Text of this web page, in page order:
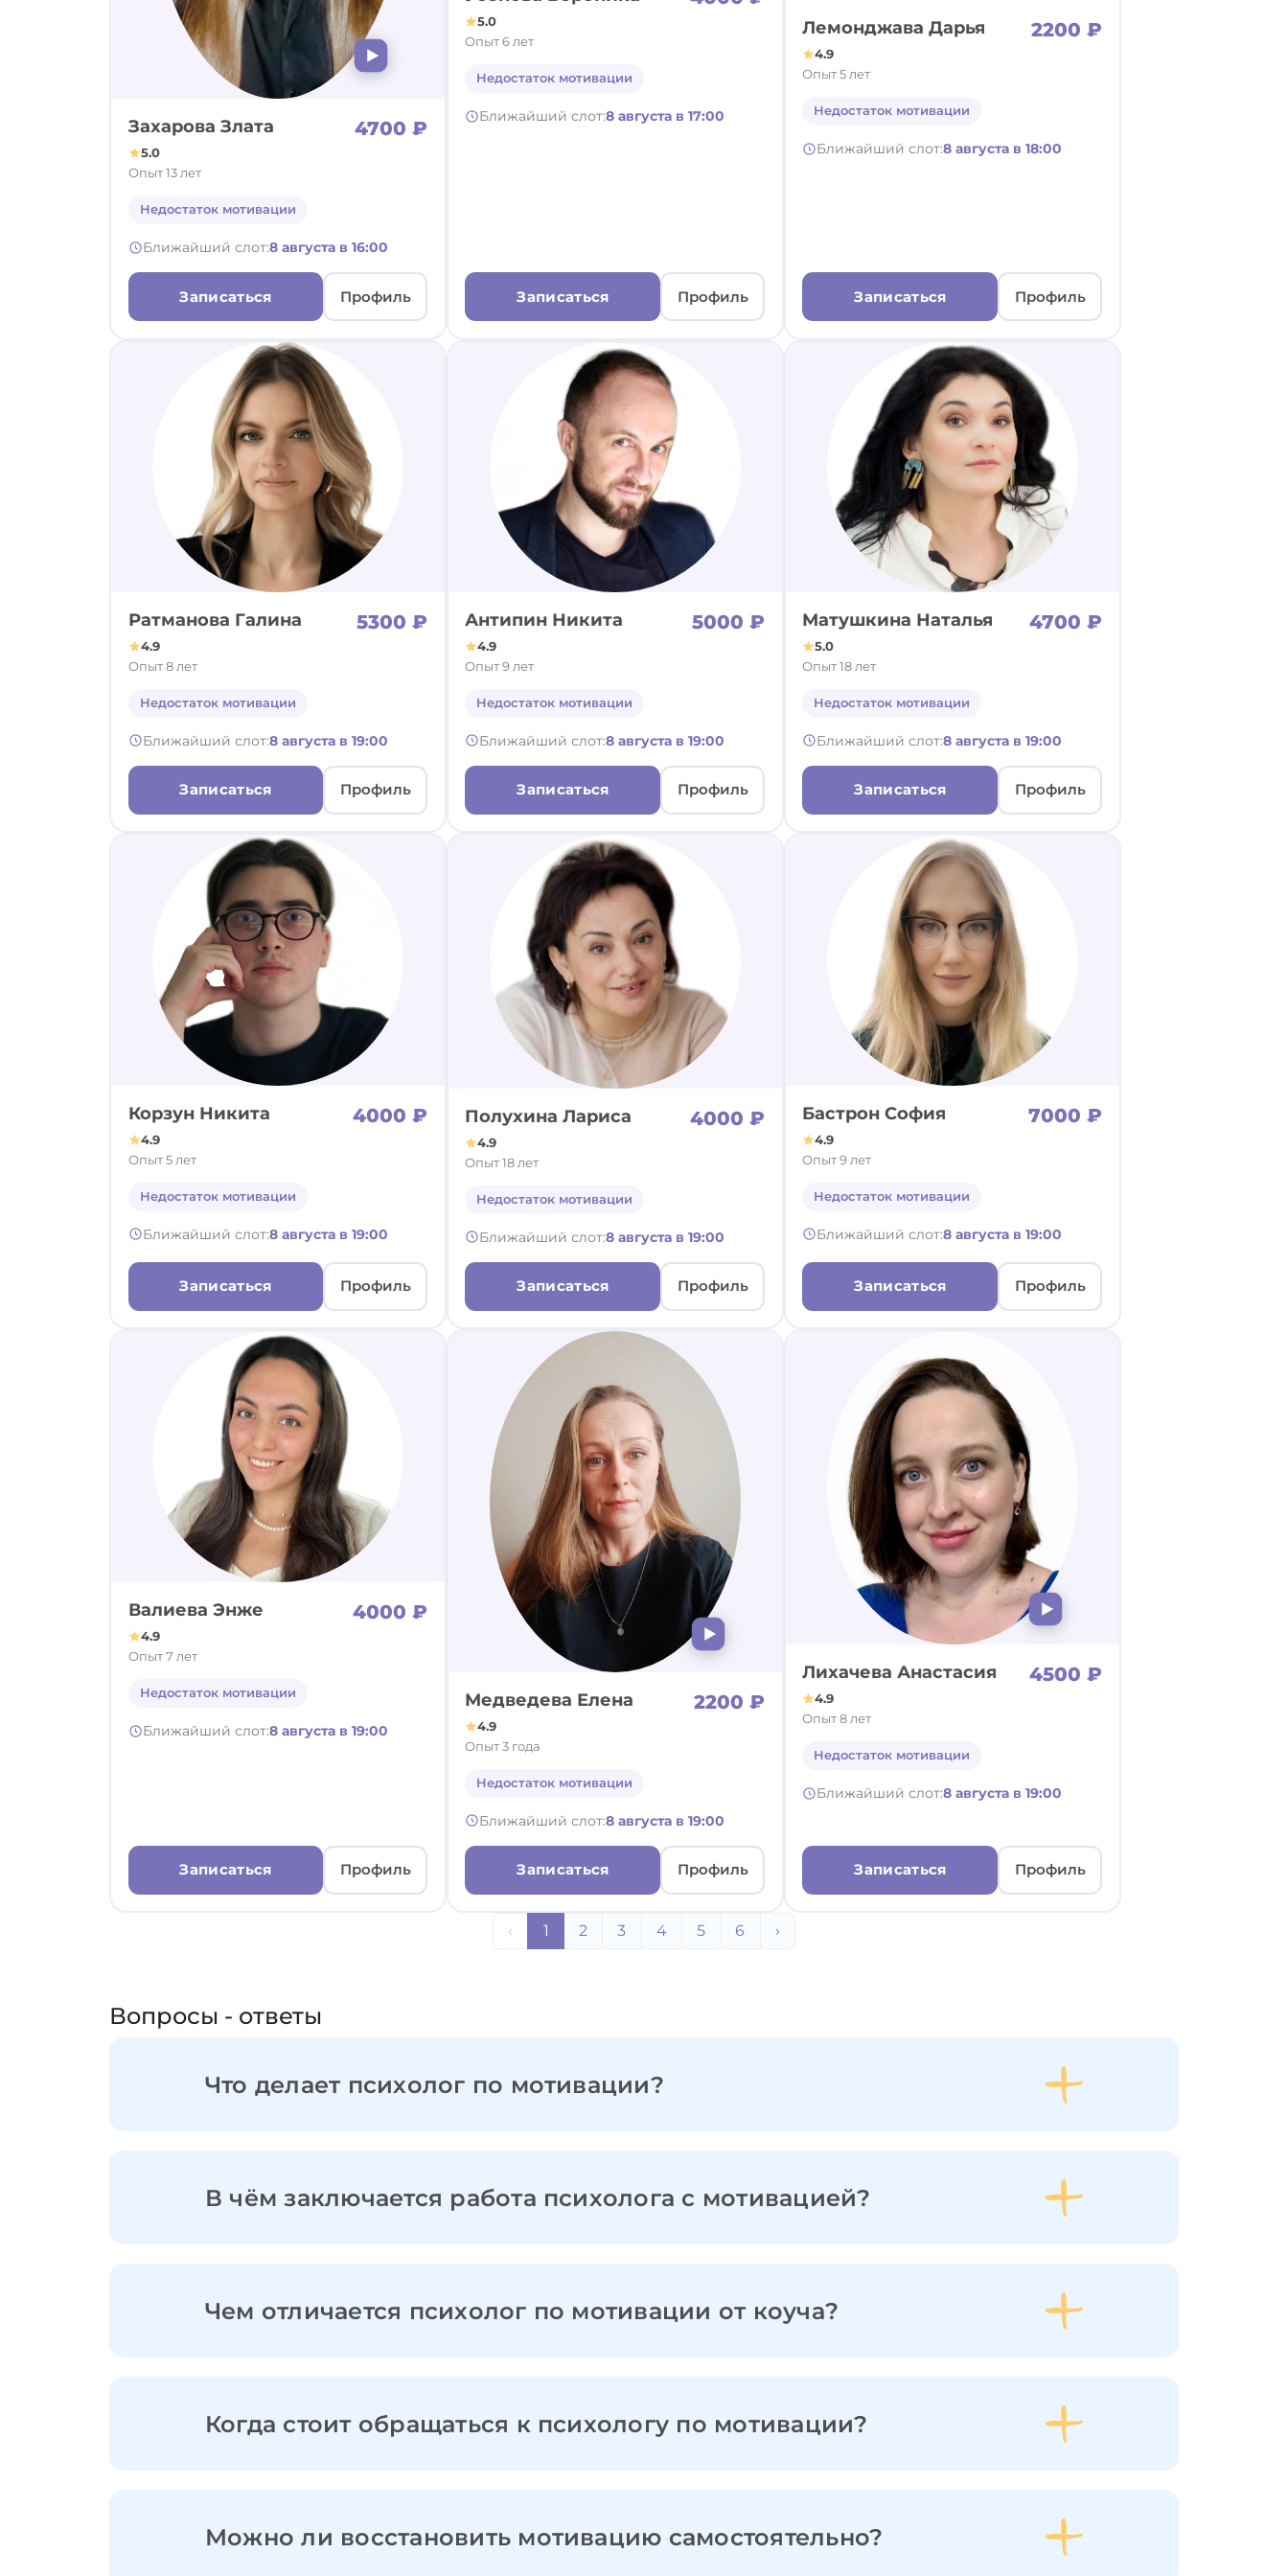
Захарова Злата 4700 ₽
5.0
Опыт 13 лет
Недостаток мотивации
Ближайший слот:8 августа в 16:00
Записаться Профиль
5.0
Опыт 6 лет
Недостаток мотивации
Ближайший слот:8 августа в 17:00
Записаться Профиль
Лемонджава Дарья 2200 ₽
4.9
Опыт 5 лет
Недостаток мотивации
Ближайший слот:8 августа в 18:00
Записаться Профиль
Ратманова Галина 5300 ₽
4.9
Опыт 8 лет
Недостаток мотивации
Ближайший слот:8 августа в 19:00
Записаться Профиль
Антипин Никита 5000 ₽
4.9
Опыт 9 лет
Недостаток мотивации
Ближайший слот:8 августа в 19:00
Записаться Профиль
Матушкина Наталья 4700 ₽
5.0
Опыт 18 лет
Недостаток мотивации
Ближайший слот:8 августа в 19:00
Записаться Профиль
Корзун Никита 4000 ₽
4.9
Опыт 5 лет
Недостаток мотивации
Ближайший слот:8 августа в 19:00
Записаться Профиль
Полухина Лариса 4000 ₽
4.9
Опыт 18 лет
Недостаток мотивации
Ближайший слот:8 августа в 19:00
Записаться Профиль
Бастрон София 7000 ₽
4.9
Опыт 9 лет
Недостаток мотивации
Ближайший слот:8 августа в 19:00
Записаться Профиль
Валиева Энже 4000 ₽
4.9
Опыт 7 лет
Недостаток мотивации
Ближайший слот:8 августа в 19:00
Записаться Профиль
Медведева Елена 2200 ₽
4.9
Опыт 3 года
Недостаток мотивации
Ближайший слот:8 августа в 19:00
Записаться Профиль
Лихачева Анастасия 4500 ₽
4.9
Опыт 8 лет
Недостаток мотивации
Ближайший слот:8 августа в 19:00
Записаться Профиль
‹ 1 2 3 4 5 6 ›
Вопросы - ответы
Что делает психолог по мотивации?
В чём заключается работа психолога с мотивацией?
Чем отличается психолог по мотивации от коуча?
Когда стоит обращаться к психологу по мотивации?
Можно ли восстановить мотивацию самостоятельно?